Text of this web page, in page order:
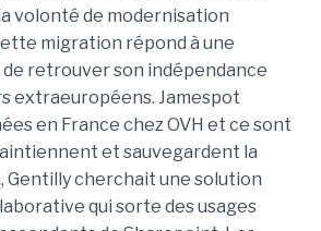
volonté de modernisation
migration répond à une
retrouver son indépendance
extraeuropéens. Jamespot
en France chez OVH et ce sont
et sauvegardent la
Gentilly cherchait une solution
qui sorte des usages